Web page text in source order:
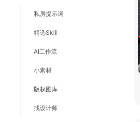
私房提示词
精选Skill
AI工作流
小素材
版权图库
找设计师